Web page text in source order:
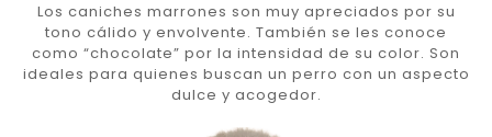
Los caniches marrones son muy apreciados por su
tono cálido y envolvente. También se les conoce
como “chocolate” por la intensidad de su color. Son
ideales para quienes buscan un perro con un aspecto
dulce y acogedor.